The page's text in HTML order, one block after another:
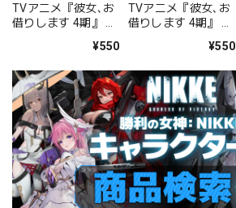
TVアニメ『彼女､お
借りします 4期』 ダ
¥550
TVアニメ『彼女､お
借りします 4期』 ダ
¥550